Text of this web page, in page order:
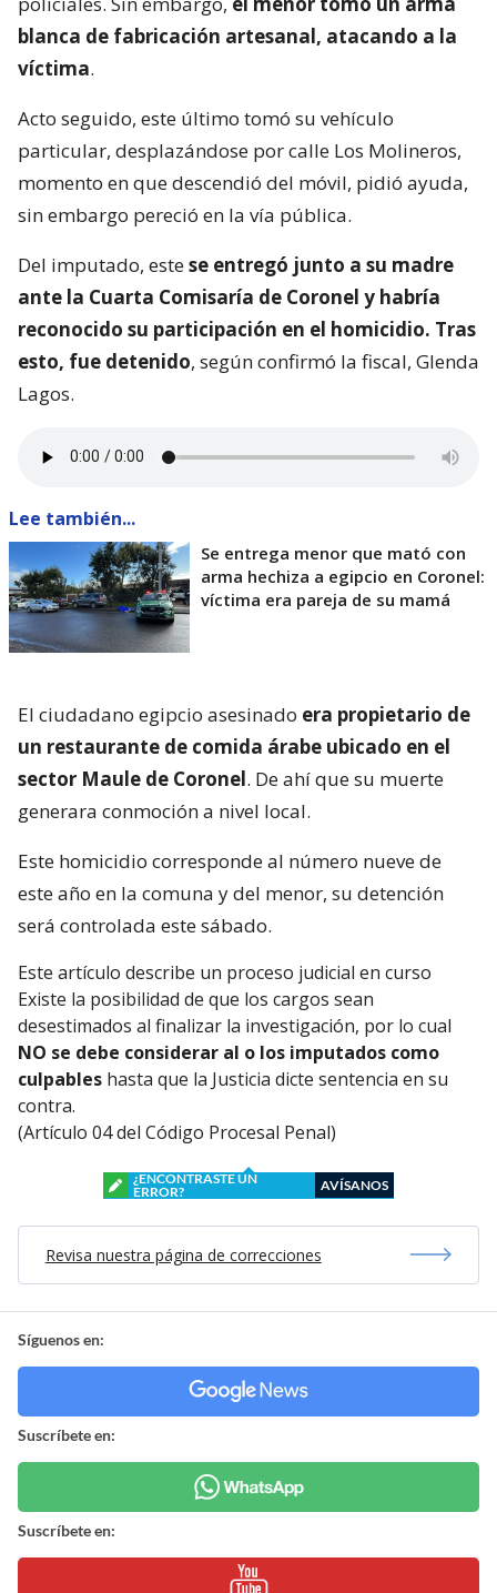
blanca de fabricación artesanal, atacando a la
víctima.
Acto seguido, este último tomó su vehículo
particular, desplazándose por calle Los Molineros,
momento en que descendió del móvil, pidió ayuda,
sin embargo pereció en la vía pública.
Del imputado, estese entregó junto a su madre
ante la Cuarta Comisaría de Coronel y habría
reconocido su participación en el homicidio. Tras
esto, fue detenido, según confirmó la fiscal, Glenda
Lagos.
Lee también...
Se entrega menor que mató con
arma hechiza a egipcio en Coronel:
víctima era pareja de su mamá
El ciudadano egipcio asesinado era propietario de
un restaurante de comida árabe ubicado en el
sector Maule de Coronel. De ahí que su muerte
generara conmoción a nivel local.
Este homicidio corresponde al número nueve de
este año en la comuna y del menor, su detención
será controlada este sábado.
Este artículo describe un proceso judicial en curso
Existe la posibilidad de que los cargos sean
desestimados al finalizar la investigación, por lo cual
NO se debe considerar al o los imputados como
culpables hasta que la Justicia dicte sentencia en su
contra.
(Artículo 04 del Código Procesal Penal)
¿ENCONTRASTE UN
ERROR?
AVÍSANOS
Revisa nuestra página de correcciones
Síguenos en:
Suscríbete en:
Suscríbete en: